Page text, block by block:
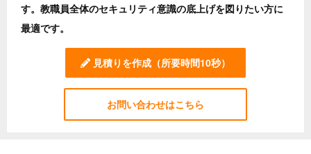
す。教職員全体のセキュリティ意識の底上げを図りたい方に
最適です。
見積りを作成 （所要時間10秒）
お問い合わせはこちら